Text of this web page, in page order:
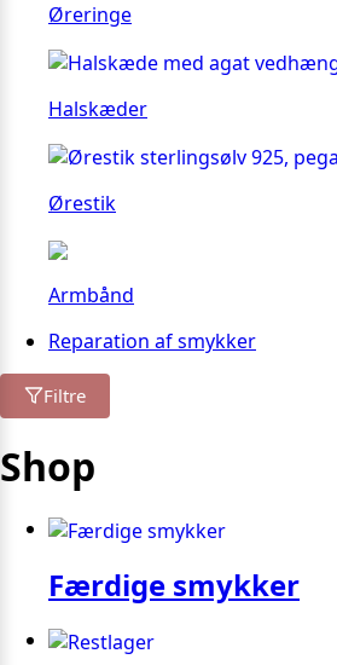
Øreringe
Halskæder
Ørestik
Armbånd
Reparation af smykker
Filtre
Shop
Færdige smykker